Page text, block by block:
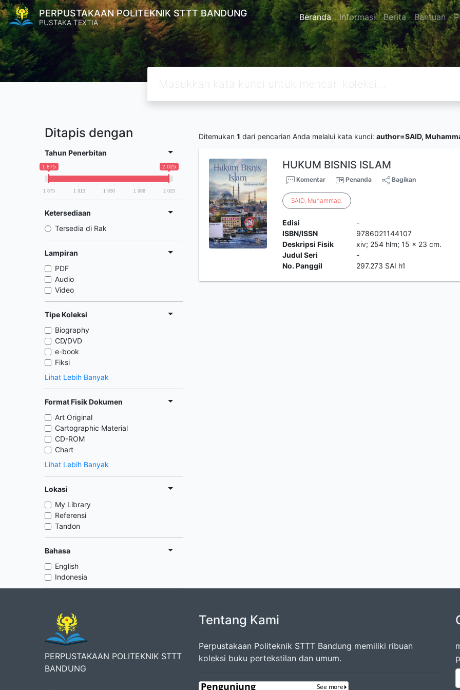
PERPUSTAKAAN POLITEKNIK STTT BANDUNG
PUSTAKA TEXTIA Beranda Informasi Berita Bantuan
Ditapis dengan
Tahun Penerbitan
1 875 2 025
1 875 1 913 1 950 1 988 2 025
Ketersediaan
Tersedia di Rak
Lampiran
PDF
Audio
Video
Tipe Koleksi
Biography
CD/DVD
e-book
Fiksi
Lihat Lebih Banyak
Format Fisik Dokumen
Art Original
Cartographic Material
CD-ROM
Chart
Lihat Lebih Banyak
Lokasi
My Library
Referensi
Tandon
Bahasa
English
Indonesia
Ditemukan 1 dari pencarian Anda melalui kata kunci: author=SAID,
HUKUM BISNIS ISLAM
Komentar Penanda Bagikan
SAID, Muhammad.
Edisi
-
ISBN/ISSN
9786021144107
Deskripsi Fisik
xiv; 254 hlm; 15 x 23 cm.
Judul Seri
-
No. Panggil
297.273 SAI h1
PERPUSTAKAAN POLITEKNIK STTT
BANDUNG
Tentang Kami
Perpustakaan Politeknik STTT Bandung memiliki ribuan
koleksi buku pertekstilan dan umum.